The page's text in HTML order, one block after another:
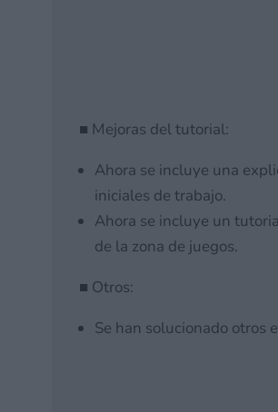
■ Mejoras del tutorial:
Ahora se incluye una
iniciales de trabajo.
Ahora se incluye un
de la zona de juegos.
■ Otros:
Se han solucionado otros